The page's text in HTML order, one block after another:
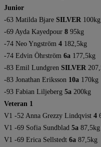
Junior
-63 Matilda Bjare SILVER 100kg
-69 Ayda Kayedpour 8 ​​​​​​​95kg
-74 Neo Yngström 4 182,5kg
-74 Edvin Öhrström 6a 177,5kg
-83 Emil Lundgren SILVER
-83 Jonathan Eriksson 10a 170kg
-93 Fabian Liljeberg 5a 200kg
Veteran 1
V1 -52 Anna Grezzy Lindqvist 4
V1 -69 Sofia Sundblad 5a 87,5kg
V1 -69 Erica Sellstedt 6a 87,5kg